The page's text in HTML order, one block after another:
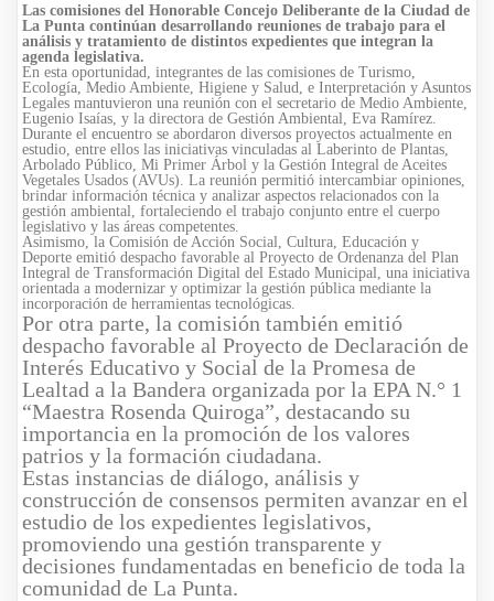
Las comisiones del Honorable Concejo Deliberante de la Ciudad de
La Punta continúan desarrollando reuniones de trabajo para el
análisis y tratamiento de distintos expedientes que integran la
agenda legislativa.
En esta oportunidad, integrantes de las comisiones de Turismo,
Ecología, Medio Ambiente, Higiene y Salud, e Interpretación y Asuntos
Legales mantuvieron una reunión con el secretario de Medio Ambiente,
Eugenio Isaías, y la directora de Gestión Ambiental, Eva Ramírez.
Durante el encuentro se abordaron diversos proyectos actualmente en
estudio, entre ellos las iniciativas vinculadas al Laberinto de Plantas,
Arbolado Público, Mi Primer Árbol y la Gestión Integral de Aceites
Vegetales Usados (AVUs). La reunión permitió intercambiar opiniones,
brindar información técnica y analizar aspectos relacionados con la
gestión ambiental, fortaleciendo el trabajo conjunto entre el cuerpo
legislativo y las áreas competentes.
Asimismo, la Comisión de Acción Social, Cultura, Educación y
Deporte emitió despacho favorable al Proyecto de Ordenanza del Plan
Integral de Transformación Digital del Estado Municipal, una iniciativa
orientada a modernizar y optimizar la gestión pública mediante la
incorporación de herramientas tecnológicas.
Por otra parte, la comisión también emitió
despacho favorable al Proyecto de Declaración de
Interés Educativo y Social de la Promesa de
Lealtad a la Bandera organizada por la EPA N.° 1
“Maestra Rosenda Quiroga”, destacando su
importancia en la promoción de los valores
patrios y la formación ciudadana.
Estas instancias de diálogo, análisis y
construcción de consensos permiten avanzar en el
estudio de los expedientes legislativos,
promoviendo una gestión transparente y
decisiones fundamentadas en beneficio de toda la
comunidad de La Punta.